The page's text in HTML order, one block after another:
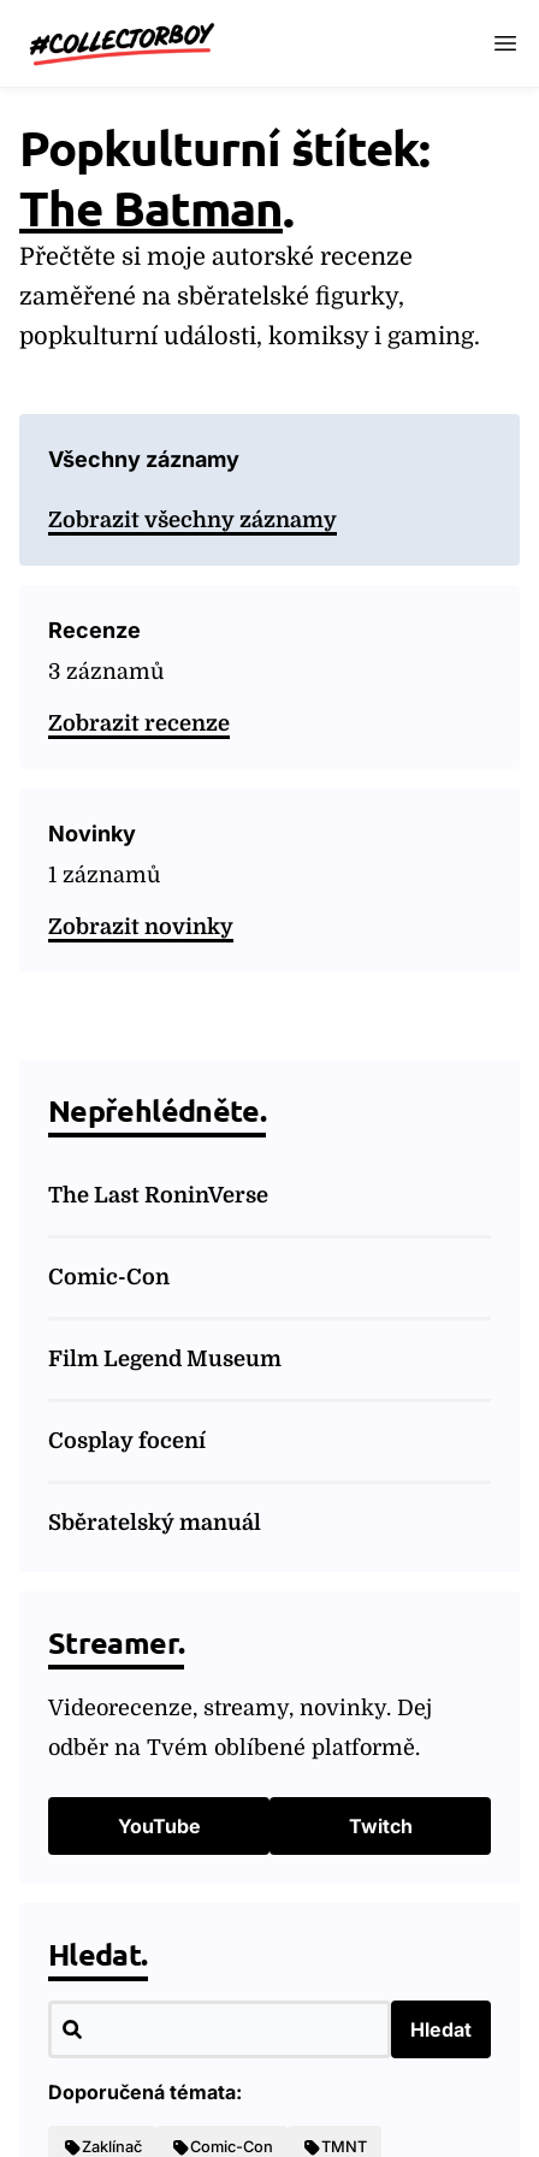
Popkulturní štítek:
The Batman.
Přečtěte si moje autorské recenze
zaměřené na sběratelské figurky,
popkulturní události, komiksy i gaming.
Všechny záznamy
Zobrazit všechny záznamy
Recenze
3 záznamů
Zobrazit recenze
Novinky
1 záznamů
Zobrazit novinky
Nepřehlédněte.
The Last RoninVerse
Comic-Con
Film Legend Museum
Cosplay focení
Sběratelský manuál
Streamer.
Videorecenze, streamy, novinky. Dej
odběr na Tvém oblíbené platformě.
YouTube Twitch
Hledat.
Hledat
Doporučená témata:
Zaklínač Comic-Con TMNT